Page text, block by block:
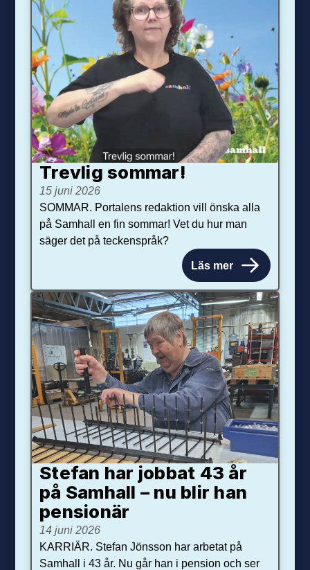
Trevlig sommar!
15 juni 2026
SOMMAR. Portalens redaktion vill önska alla
på Samhall en fin sommar! Vet du hur man
säger det på teckenspråk?
Läs mer
Stefan har jobbat 43 år
på Samhall – nu blir han
pensionär
14 juni 2026
KARRIÄR. Stefan Jönsson har arbetat på
Samhall i 43 år. Nu går han i pension och ser